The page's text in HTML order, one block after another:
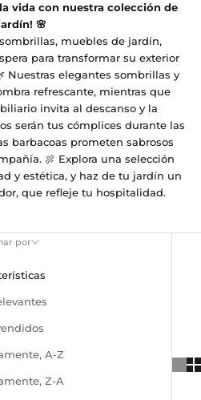
vida con nuestra colección de
🌸
muebles de jardín,
para transformar su exterior
Nuestras elegantes sombrillas y
refrescante, mientras que
invita al descanso y la
serán tus cómplices durante las
barbacoas prometen sabrosos
🍖 Explora una selección
y estética, y haz de tu jardín un
que refleje tu hospitalidad.
por
A-Z
Z-A